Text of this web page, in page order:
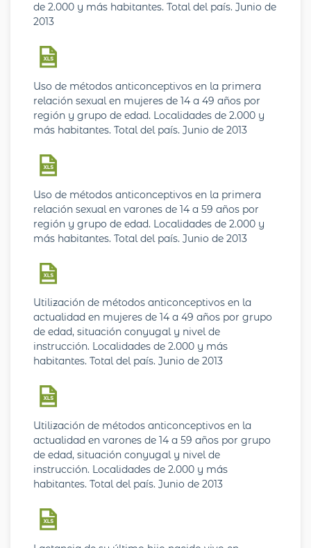
de 2.000 y más habitantes. Total del país. Junio de
2013
Uso de métodos anticonceptivos en la primera
relación sexual en mujeres de 14 a 49 años por
región y grupo de edad. Localidades de 2.000 y
más habitantes. Total del país. Junio de 2013
Uso de métodos anticonceptivos en la primera
relación sexual en varones de 14 a 59 años por
región y grupo de edad. Localidades de 2.000 y
más habitantes. Total del país. Junio de 2013
Utilización de métodos anticonceptivos en la
actualidad en mujeres de 14 a 49 años por grupo
de edad, situación conyugal y nivel de
instrucción. Localidades de 2.000 y más
habitantes. Total del país. Junio de 2013
Utilización de métodos anticonceptivos en la
actualidad en varones de 14 a 59 años por grupo
de edad, situación conyugal y nivel de
instrucción. Localidades de 2.000 y más
habitantes. Total del país. Junio de 2013